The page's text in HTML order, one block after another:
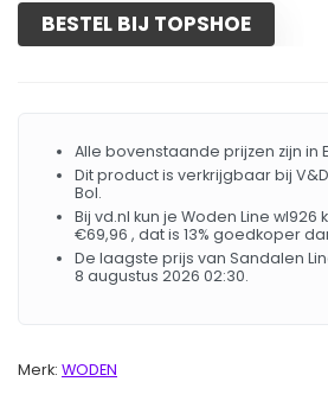
BESTEL BIJ TOPSHOE
Alle bovenstaande prijzen zijn in
Dit product is verkrijgbaar bij
Bol.
Bij vd.nl kun je Woden Line
€69,96 , dat is 13% goedkoper
De laagste prijs van Sandalen
8 augustus 2026 02:30.
Merk: WODEN